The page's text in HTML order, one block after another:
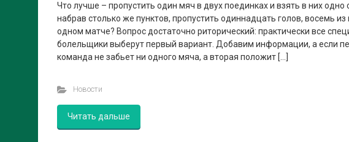
Что лучше – пропустить один мяч в двух поединках и взять в них одно
набрав столько же пунктов, пропустить одиннадцать голов, восемь из
одном матче? Вопрос достаточно риторический: практически все
болельщики выберут первый вариант. Добавим информации, а если
команда не забьет ни одного мяча, а вторая положит […]
Новости
Читать дальше